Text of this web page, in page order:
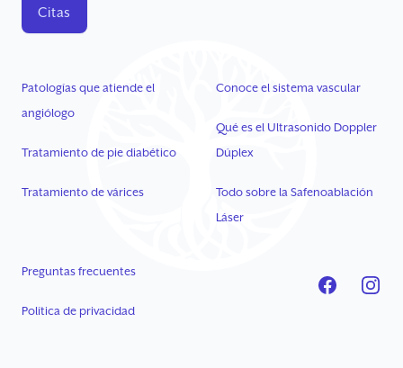
Citas
Patologías que atiende el
angiólogo
Tratamiento de pie diabético
Tratamiento de várices
Conoce el sistema vascular
Qué es el Ultrasonido Doppler
Dúplex
Todo sobre la Safenoablación
Láser
Preguntas frecuentes
Política de privacidad